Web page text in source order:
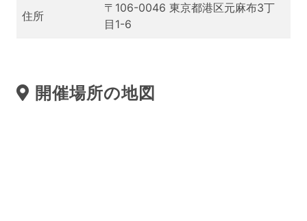
住所
〒106-0046 東京都港区元麻布3丁
目1-6
開催場所の地図